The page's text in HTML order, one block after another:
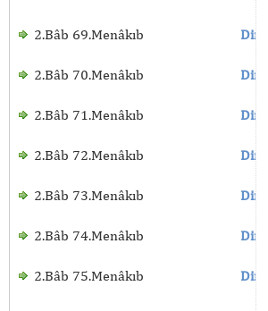
2.Bâb 69.Menâkıb
2.Bâb 70.Menâkıb
2.Bâb 71.Menâkıb
2.Bâb 72.Menâkıb
2.Bâb 73.Menâkıb
2.Bâb 74.Menâkıb
2.Bâb 75.Menâkıb